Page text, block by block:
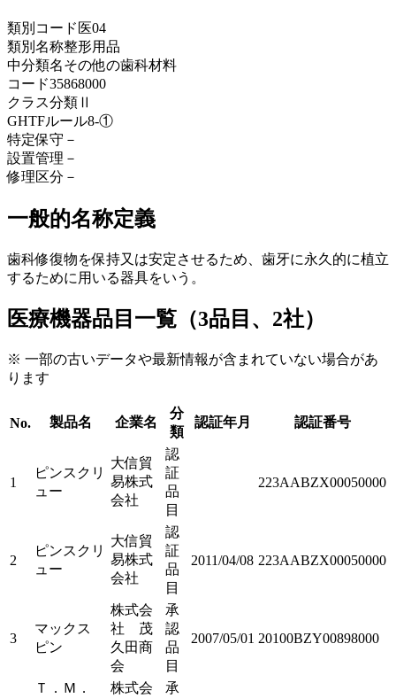
類別コード 医04
類別名称整形用品
中分類名その他の歯科材料
コード35868000
クラス分類 Ⅱ
GHTFルール8-①
特定保守 －
設置管理 －
修理区分 －
一般的名称定義
歯科修復物を保持又は安定させるため、歯牙に永久的に植立
するために用いる器具をいう。
医療機器品目一覧（3品目、2社）
※ 一部の古いデータや最新情報が含まれていない場合があ
ります
No. 製品名 企業名
分
類
認証年月 認証番号
1
ピンスクリ
ュー
大信貿
易株式
会社
認
証
品
目
223AABZX00050000
2
ピンスクリ
ュー
大信貿
易株式
会社
認
証
品
目
2011/04/08 223AABZX00050000
3
マックス
ピン
株式会
社 茂
久田商
会
承
認
品
目
2007/05/01 20100BZY00898000
Ｔ．Ｍ．
株式会
承